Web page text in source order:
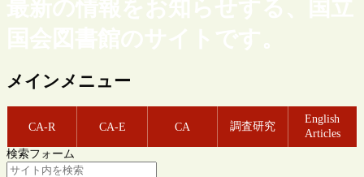
最新の情報をお知らせする、国立
国会図書館のサイトです。
メインメニュー
CA-R CA-E CA 調査研究
English
Articles
検索フォーム